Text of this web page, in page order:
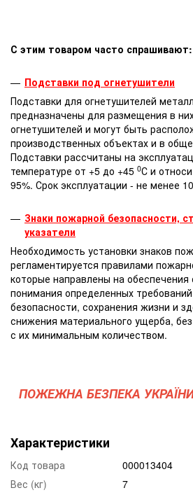
С этим товаром часто спрашивают:
Подставки под огнетушители
Подставки для огнетушителей
предназначены для размещения в
огнетушителей и могут быть
производственных объектах и в
Подставки рассчитаны на
температуре от +5 до +45 0С и
95%. Срок эксплуатации - не менее
Знаки пожарной безопасности,
указатели
Необходимость установки знаков
регламентируется правилами
которые направлены на обеспечения
понимания определенных
безопасности, сохранения жизни и
снижения материального ущерба,
с их минимальным количеством.
ПОЖЕЖНА БЕЗПЕКА
Характеристики
Код товара
000013404
Вес (кг)
7